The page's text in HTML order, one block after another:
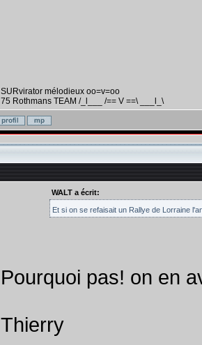
SURvirator mélodieux oo=v=oo
75 Rothmans TEAM /_l___ /== V ==\ ___l_\
WALT a écrit:
Et si on se refaisait un Rallye de Lorraine
Pourquoi pas! on en
Thierry